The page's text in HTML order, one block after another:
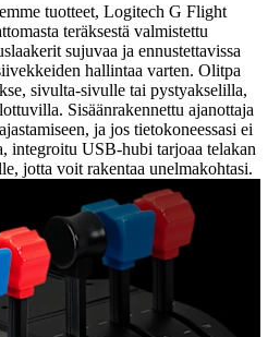
tuotteet, Logitech G Flight
teräksestä valmistettu
sujuvaa ja ennustettavissa
hallintaa varten. Olitpa
sivulta-sivulle tai pystyakselilla,
Sisäänrakennettu ajanottaja
ja jos tietokoneessasi ei
integroitu USB-hubi tarjoaa telakan
jotta voit rakentaa unelmakohtasi.